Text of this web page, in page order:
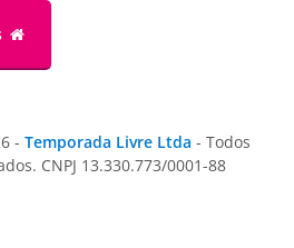
- Temporada Livre Ltda - Todos
CNPJ 13.330.773/0001-88